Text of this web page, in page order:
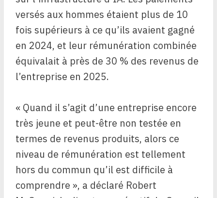
versés aux hommes étaient plus de 10
fois supérieurs à ce qu’ils avaient gagné
en 2024, et leur rémunération combinée
équivalait à près de 30 % des revenus de
l’entreprise en 2025.
« Quand il s’agit d’une entreprise encore
très jeune et peut-être non testée en
termes de revenus produits, alors ce
niveau de rémunération est tellement
hors du commun qu’il est difficile à
comprendre », a déclaré Robert